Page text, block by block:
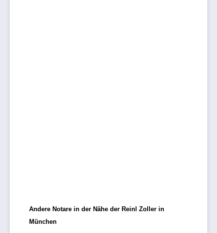
Andere Notare in der Nähe der Reinl Zoller in
München